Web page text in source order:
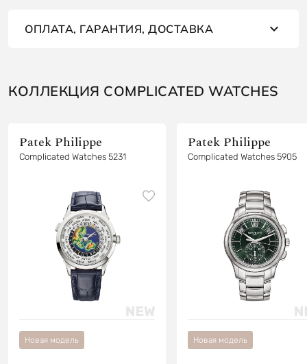
ОПЛАТА, ГАРАНТИЯ, ДОСТАВКА
КОЛЛЕКЦИЯ COMPLICATED WATCHES
Patek Philippe
Complicated Watches 5231
Новая модель
Patek Philippe
Complicated Watches 5905
Новая модель